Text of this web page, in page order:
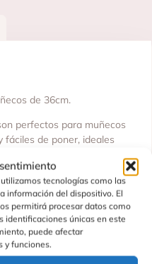
tecnologías como las
información del dispositivo. El
permitirá procesar datos como
identificaciones únicas en este
puede afectar
y funciones.
de 36cm.
perfectos para muñecos
fáciles de poner, ideales
se fabrican en España por
calidad y un diseño propio.
y mucho detalle para
todo momento.